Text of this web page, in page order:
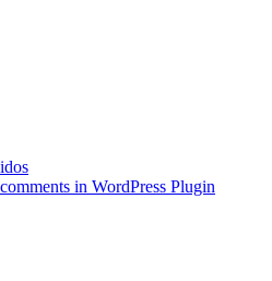
in WordPress Plugin